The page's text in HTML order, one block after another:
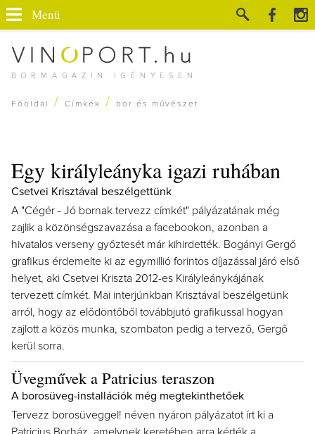
BORMAGAZIN IGÉNYESEN
Menü
Főoldal / Címkék / bor és művészet
Egy királyleányka igazi ruhában
Csetvei Krisztával beszélgettünk
A "Cégér - Jó bornak tervezz címkét" pályázatának még
zajlik a közönségszavazása a facebookon, azonban a
hivatalos verseny győztesét már kihirdették. Bogányi Gergő
grafikus érdemelte ki az egymillió forintos díjazással járó első
helyet, aki Csetvei Kriszta 2012-es Királyleánykájának
tervezett címkét. Mai interjúnkban Krisztával beszélgetünk
arról, hogy az elődöntőből továbbjutó grafikussal hogyan
zajlott a közös munka, szombaton pedig a tervező, Gergő
kerül sorra.
Üvegművek a Patricius teraszon
A borosüveg-installációk még megtekinthetőek
Tervezz borosüveggel! néven nyáron pályázatot írt ki a